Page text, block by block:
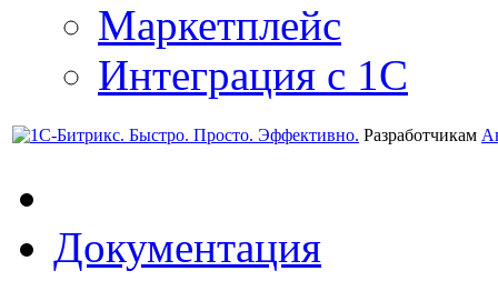
Маркетплейс
Интеграция с 1С
Разработчикам
Документация